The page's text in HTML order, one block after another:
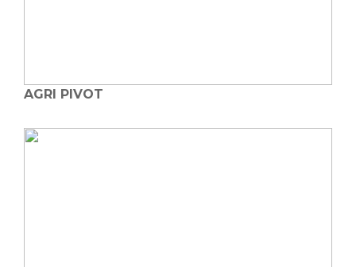
AGRI PIVOT